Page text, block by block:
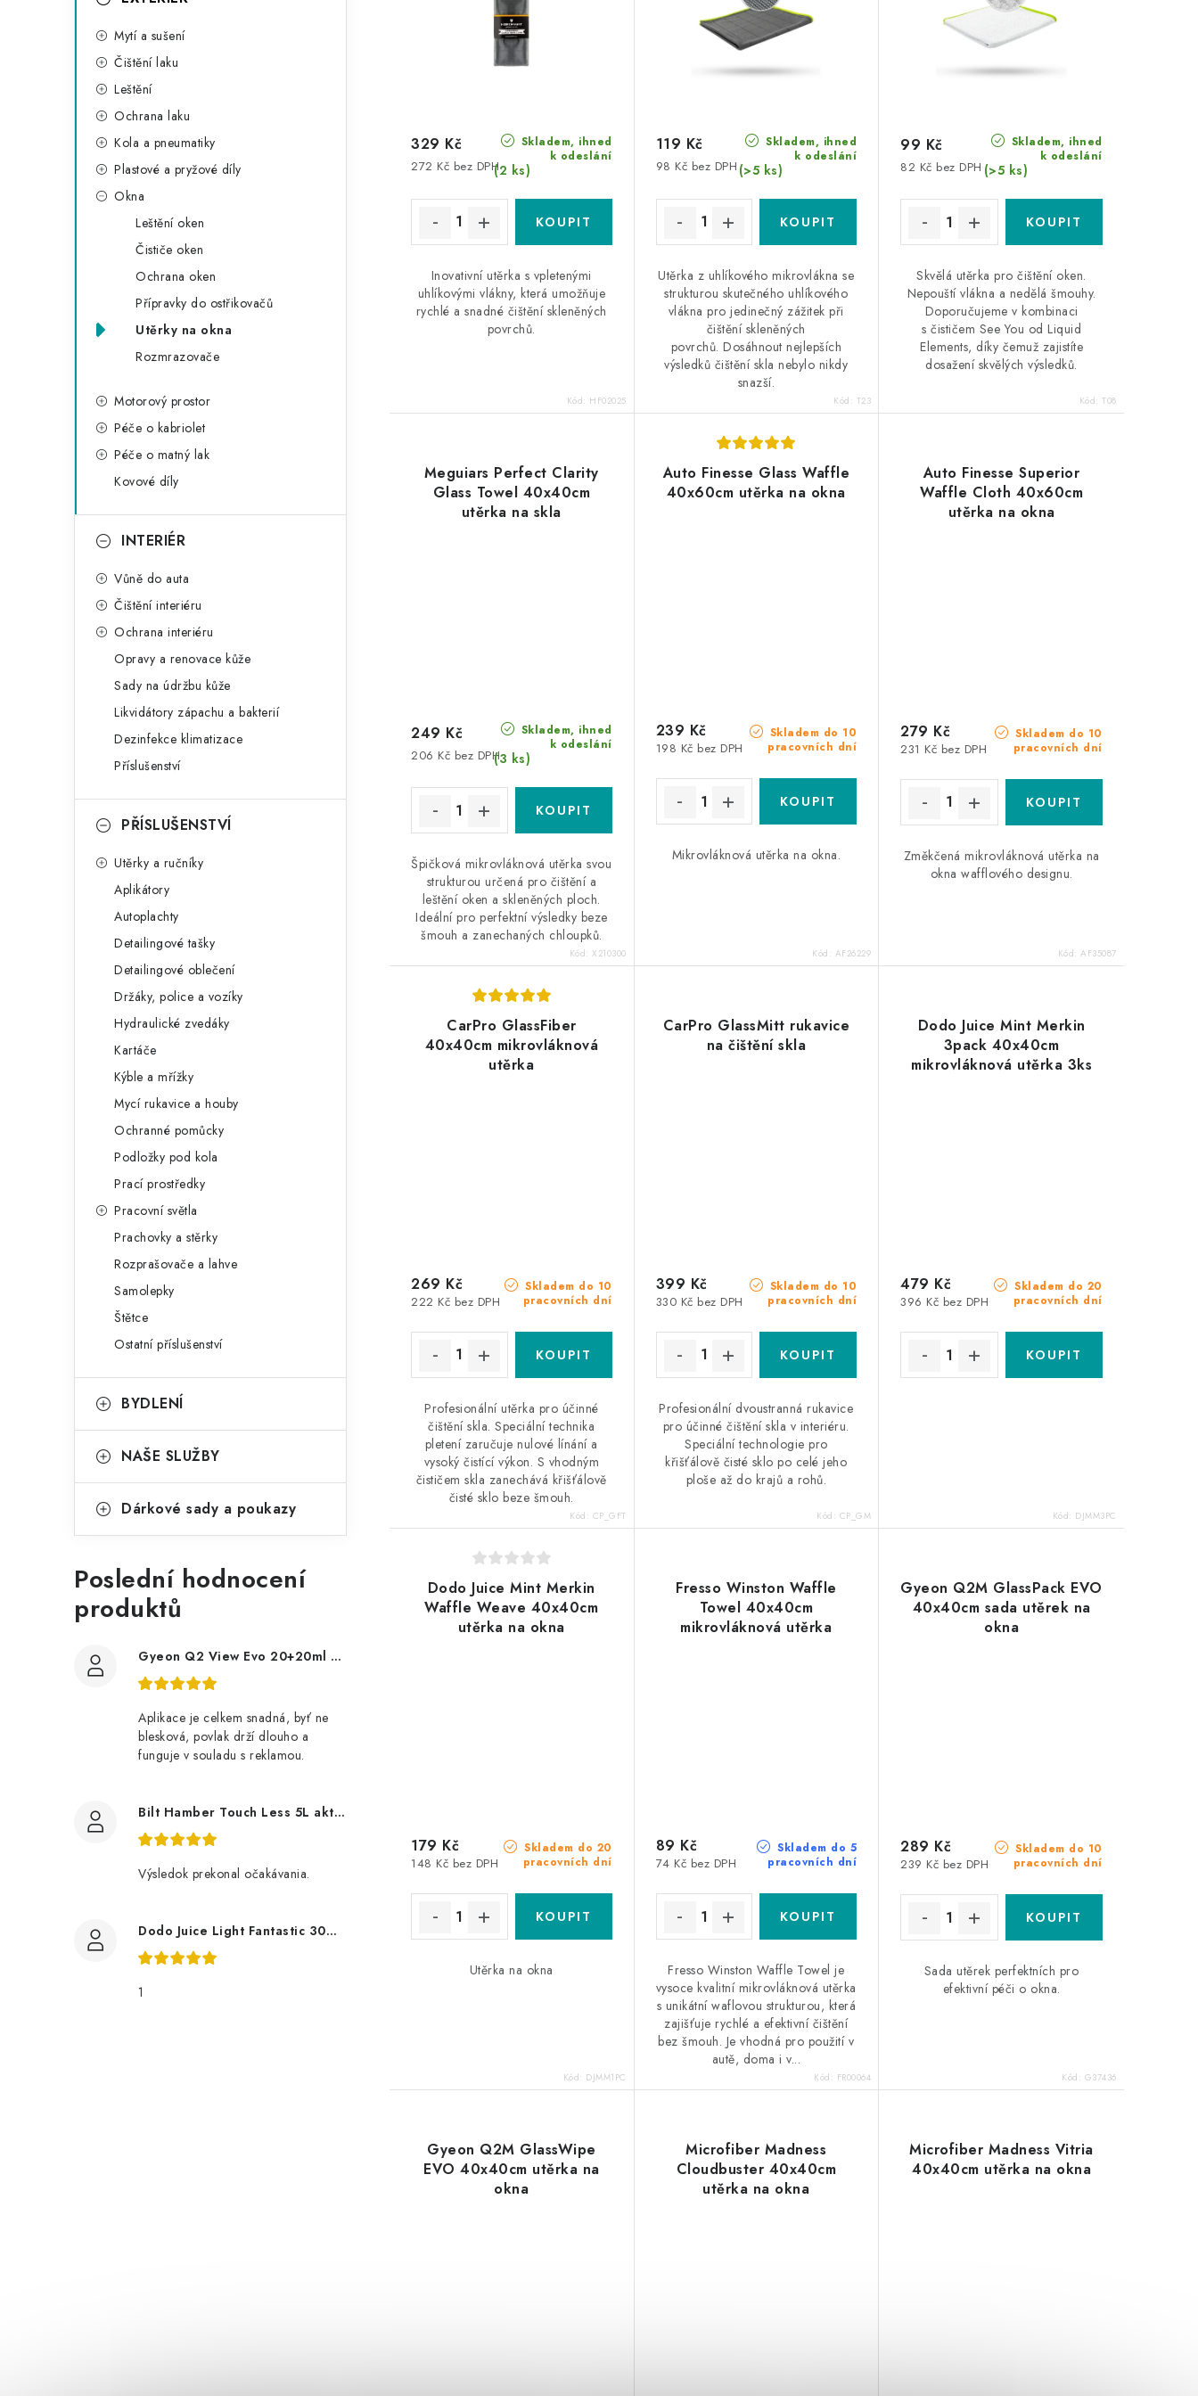
Mytí a sušení
Čištění laku
Leštění
Ochrana laku
Kola a pneumatiky
Plastové a pryžové díly
Okna
Leštění oken
Čističe oken
Ochrana oken
Přípravky do ostřikovačů
Utěrky na okna
Rozmrazovače
Motorový prostor
Péče o kabriolet
Péče o matný lak
Kovové díly
INTERIÉR
Vůně do auta
Čištění interiéru
Ochrana interiéru
Opravy a renovace kůže
Sady na údržbu kůže
Likvidátory zápachu a bakterií
Dezinfekce klimatizace
Příslušenství
PŘÍSLUŠENSTVÍ
Utěrky a ručníky
Aplikátory
Autoplachty
Detailingové tašky
Detailingové oblečení
Držáky, police a vozíky
Hydraulické zvedáky
Kartáče
Kýble a mřížky
Mycí rukavice a houby
Ochranné pomůcky
Podložky pod kola
Prací prostředky
Pracovní světla
Prachovky a stěrky
Rozprašovače a lahve
Samolepky
Štětce
Ostatní příslušenství
BYDLENÍ
NAŠE SLUŽBY
Dárkové sady a poukazy
Poslední hodnocení
produktů
Gyeon Q2 View Evo 20+20ml nanopovlak na okna
Aplikace je celkem snadná, byť ne
blesková, povlak drží dlouho a
funguje v souladu s reklamou.
Bilt Hamber Touch Less 5L aktivní pěna
Výsledok prekonal očakávania.
Dodo Juice Light Fantastic 30ml měkký vosk
1
k
t
ů
Skladem, ihned
k odeslání
(2 ks)
272 Kč bez DPH
329 Kč
Inovativní utěrka s vpletenými
uhlíkovými vlákny, která umožňuje
rychlé a snadné čištění skleněných
povrchů.
Kód: HF02025
Skladem, ihned
k odeslání
(>5 ks)
98 Kč bez DPH
119 Kč
Utěrka z uhlíkového mikrovlákna se
strukturou skutečného uhlíkového
vlákna pro jedinečný zážitek při
čištění skleněných
povrchů. Dosáhnout nejlepších
výsledků čištění skla nebylo nikdy
snazší.
Kód: T23
Skladem, ihned
k odeslání
(>5 ks)
82 Kč bez DPH
99 Kč
Skvělá utěrka pro čištění oken.
Nepouští vlákna a nedělá šmouhy.
Doporučujeme v kombinaci
s čističem See You od Liquid
Elements, díky čemuž zajistíte
dosažení skvělých výsledků.
Kód:T08
Meguiars Perfect Clarity
Glass Towel 40x40cm
utěrka na skla
Skladem, ihned
k odeslání
(3 ks)
206 Kč bez DPH
249 Kč
Špičková mikrovláknová utěrka svou
strukturou určená pro čištění a
leštění oken a skleněných ploch.
Ideální pro perfektní výsledky beze
šmouh a zanechaných chloupků.
Kód:X210300
Auto Finesse Glass Waffle
40x60cm utěrka na okna
Skladem do 10
pracovních dní
198 Kč bez DPH
239 Kč
Mikrovláknová utěrka na okna.
Kód: AF26229
Auto Finesse Superior
Waffle Cloth 40x60cm
utěrka na okna
Skladem do 10
pracovních dní
231 Kč bez DPH
279 Kč
Změkčená mikrovláknová utěrka na
okna wafflového designu.
Kód:AF35087
CarPro GlassFiber
40x40cm mikrovláknová
utěrka
Skladem do 10
pracovních dní
222 Kč bez DPH
269 Kč
Profesionální utěrka pro účinné
čištění skla. Speciální technika
pletení zaručuje nulové línání a
vysoký čistící výkon. S vhodným
čističem skla zanechává křišťálově
čisté sklo beze šmouh.
Kód: CP_GFT
CarPro GlassMitt rukavice
na čištění skla
Skladem do 10
pracovních dní
330 Kč bez DPH
399 Kč
Profesionální dvoustranná rukavice
pro účinné čištění skla v interiéru.
Speciální technologie pro
křišťálově čisté sklo po celé jeho
ploše až do krajů a rohů.
Kód: CP_GM
Dodo Juice Mint Merkin
3pack 40x40cm
mikrovláknová utěrka 3ks
Skladem do 20
pracovních dní
396 Kč bez DPH
479 Kč
Kód: DJMM3PC
Dodo Juice Mint Merkin
Waffle Weave 40x40cm
utěrka na okna
Skladem do 20
pracovních dní
148 Kč bez DPH
179 Kč
Utěrka na okna
Kód: DJMM1PC
Fresso Winston Waffle
Towel 40x40cm
mikrovláknová utěrka
Skladem do 5
pracovních dní
74 Kč bez DPH
89 Kč
Fresso Winston Waffle Towel je
vysoce kvalitní mikrovláknová utěrka
s unikátní waflovou strukturou, která
zajišťuje rychlé a efektivní čištění
bez šmouh. Je vhodná pro použití v
autě, doma i v...
Kód: FR00064
Gyeon Q2M GlassPack EVO
40x40cm sada utěrek na
okna
Skladem do 10
pracovních dní
239 Kč bez DPH
289 Kč
Sada utěrek perfektních pro
efektivní péči o okna.
Kód: G37436
Gyeon Q2M GlassWipe
EVO 40x40cm utěrka na
okna
Microfiber Madness
Cloudbuster 40x40cm
utěrka na okna
Microfiber Madness Vitria
40x40cm utěrka na okna